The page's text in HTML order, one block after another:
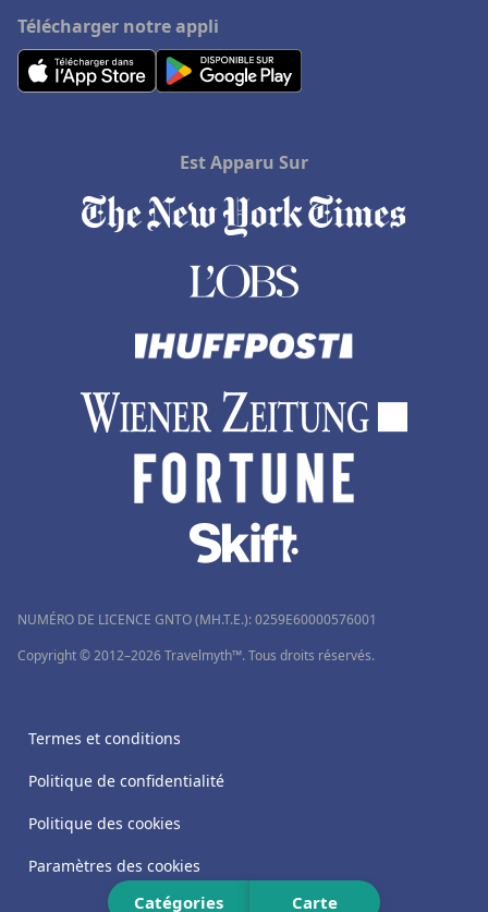
Hôtels à Sommieres
Hôtels à Versailles
Hôtels à Sanary-sur-Mer
Hôtels dans les Landes
Hôtels à Villeneuve-sur-Lot
Hôtels à Porspoder
Hôtels à Saint-Jacut-de-la-Mer
Hôtels à Tanger
Hôtels à La Gacilly
Catégories Carte
Télécharger notre appli
Est Apparu Sur
NUMÉRO DE LICENCE GNTO (MH.T.E.): 0259Ε60000576001
Copyright © 2012–2026 Travelmyth™. Tous droits réservés.
Termes et conditions
Politique de confidentialité
Politique des cookies
Paramètres des cookies